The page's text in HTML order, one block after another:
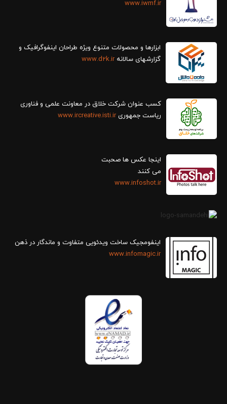
www.iwmf.ir
ابزارها و محصولات متنوع ویژه طراحان اینفوگرافیک و
گزارش‎های سالانه
www.d2k.ir
کسب عنوان شرکت خلاق در معاونت علمی و فناوری
ریاست جمهوریwww.ircreative.isti.ir
اینجا عکس ها صحبت
می کنند
www.infoshot.ir
اینفومجیک ساخت ویدئویی متفاوت و ماندگار در ذهن
www.infomagic.ir